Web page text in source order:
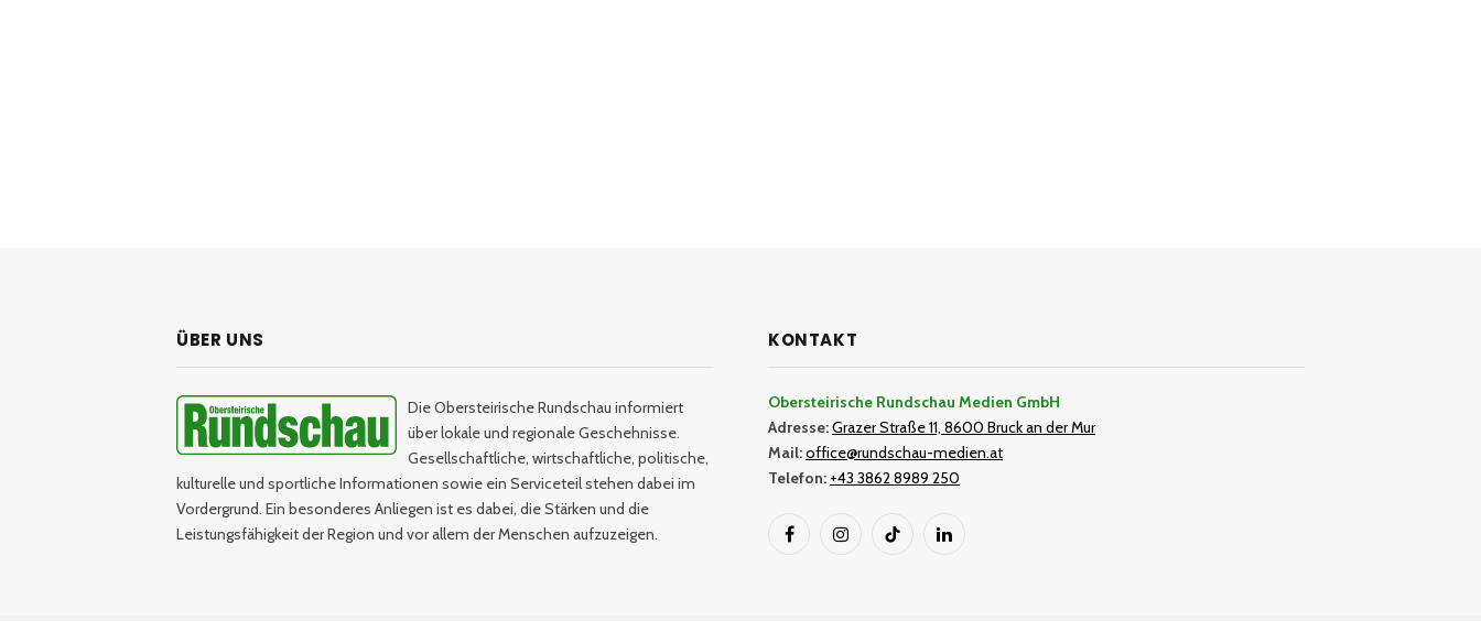
ÜBER UNS
Die Obersteirische Rundschau informiert
über lokale und regionale Geschehnisse.
Gesellschaftliche, wirtschaftliche, politische,
kulturelle und sportliche Informationen sowie ein Serviceteil stehen dabei im
Vordergrund. Ein besonderes Anliegen ist es dabei, die Stärken und die
Leistungsfähigkeit der Region und vor allem der Menschen aufzuzeigen.
KONTAKT
Obersteirische Rundschau Medien GmbH
Adresse:Grazer Straße 11, 8600 Bruck an der Mur
Mail:office@rundschau-medien.at
Telefon: +43 3862 8989 250
FacebookInstagramTikTok LinkedIn